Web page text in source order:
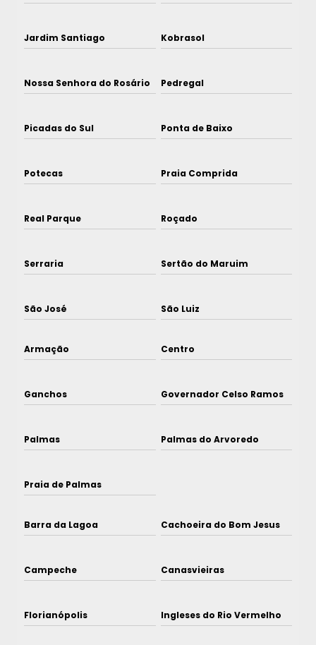
Jardim Santiago Kobrasol
Nossa Senhora do Rosário Pedregal
Picadas do Sul Ponta de Baixo
Potecas Praia Comprida
Real Parque Roçado
Serraria Sertão do Maruim
São José São Luiz
Armação Centro
Ganchos Governador Celso Ramos
Palmas Palmas do Arvoredo
Praia de Palmas
Barra da Lagoa Cachoeira do Bom Jesus
Campeche Canasvieiras
Florianópolis Ingleses do Rio Vermelho